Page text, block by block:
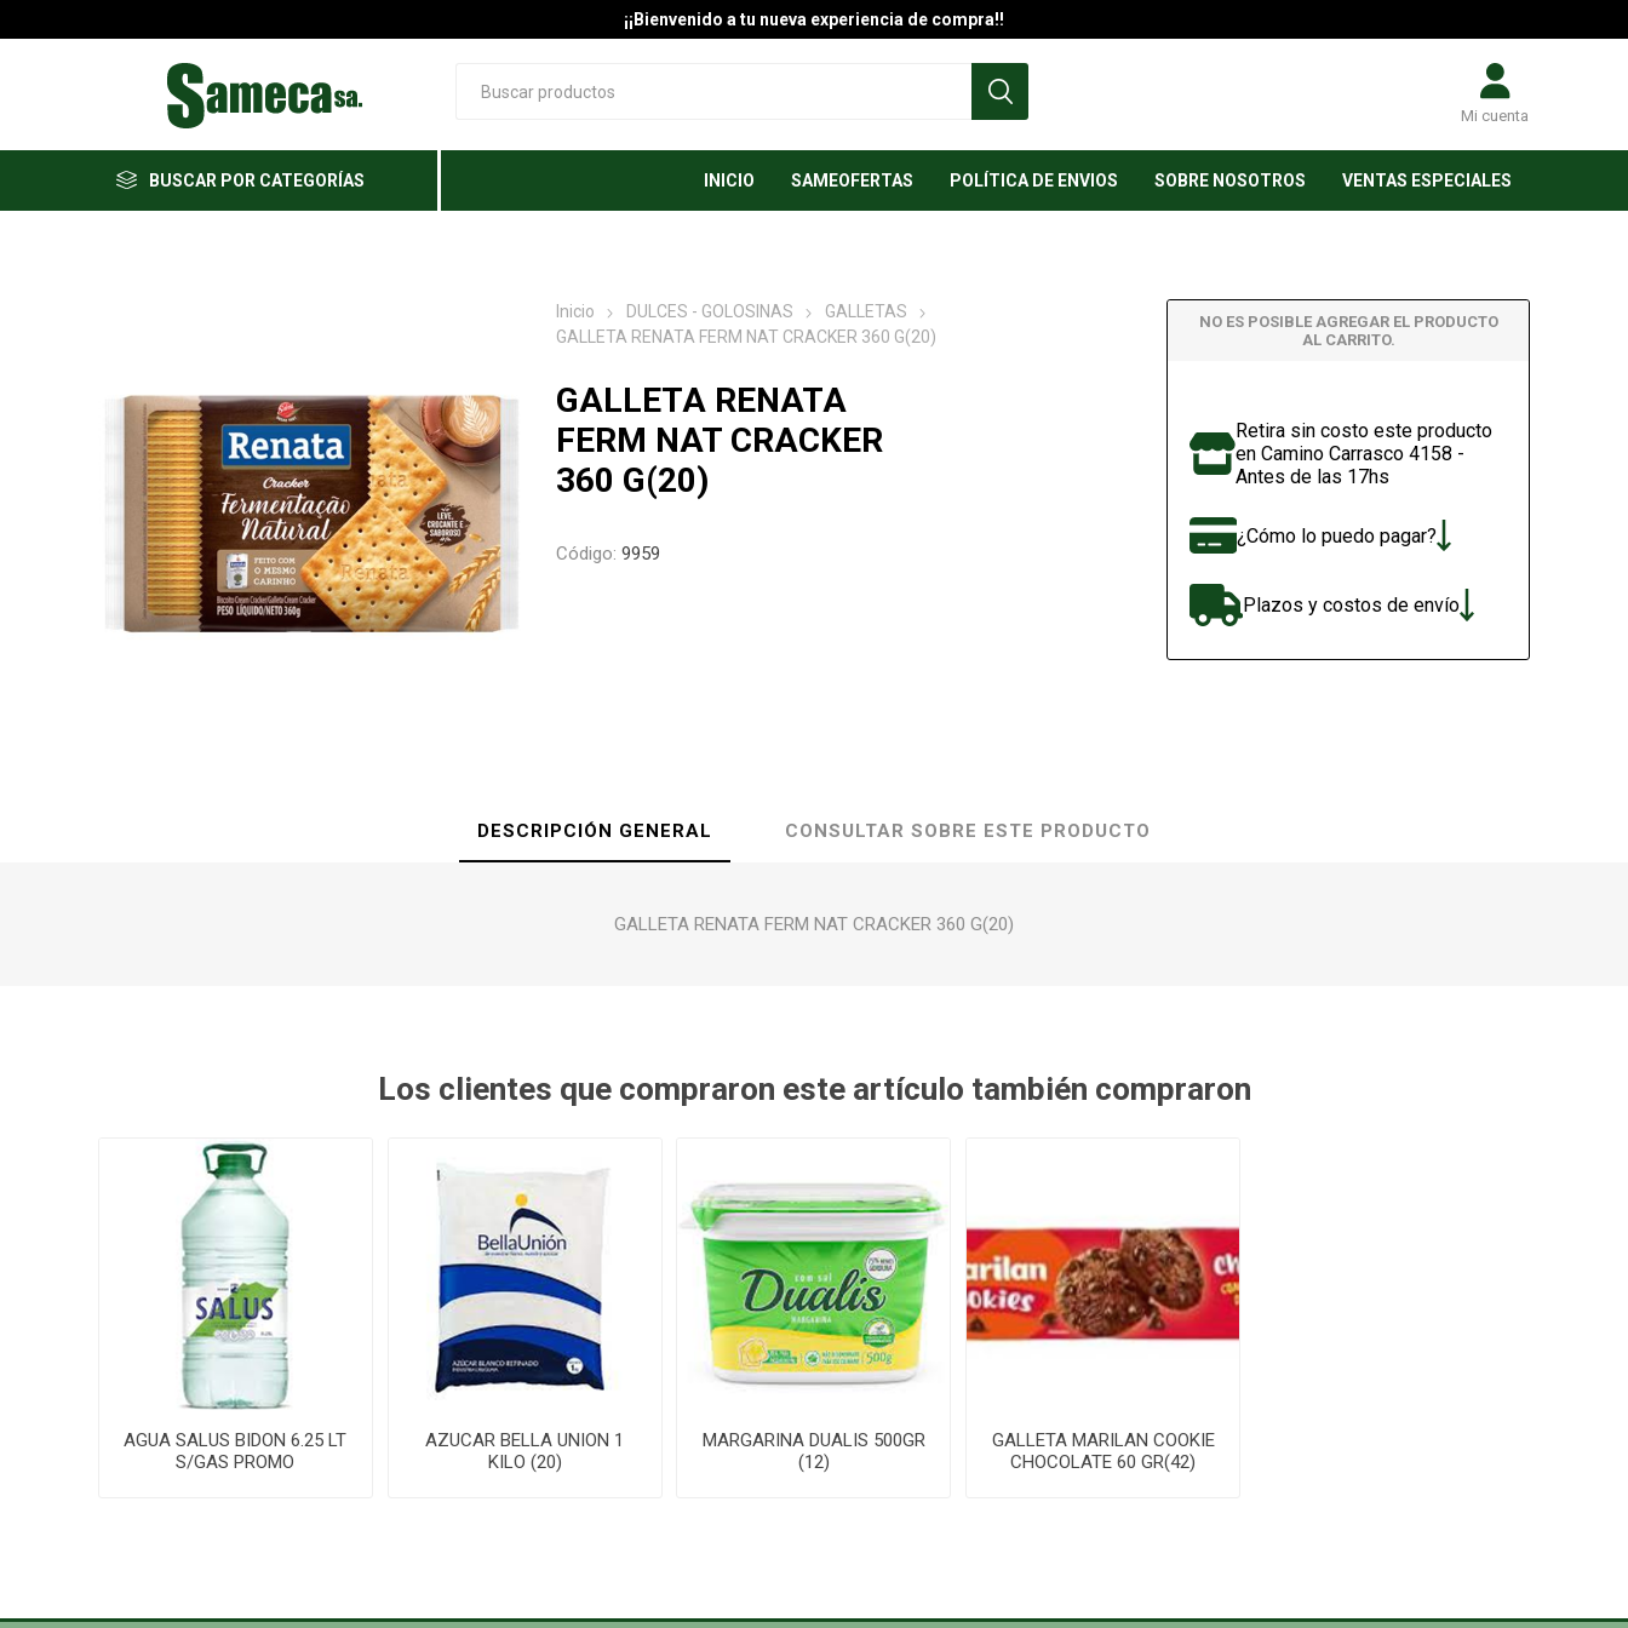
¡¡Bienvenido a tu nueva experiencia de compra!!
Mi cuenta
BUSCAR POR CATEGORÍAS INICIO SAMEOFERTAS POLÍTICA DE ENVIOS SOBRE NOSOTROS VENTAS ESPECIALES
Inicio DULCES - GOLOSINAS
GALLETAS
GALLETA RENATA FERM NAT CRACKER 360 G(20)
GALLETA RENATA
FERM NAT CRACKER
360 G(20)
Código: 9959
NO ES POSIBLE AGREGAR EL PRODUCTO
AL CARRITO.
Retira sin costo este producto
en Camino Carrasco 4158 -
Antes de las 17hs
¿Cómo lo puedo pagar?
Plazos y costos de envío
DESCRIPCIÓN GENERAL CONSULTAR SOBRE ESTE PRODUCTO
GALLETA RENATA FERM NAT CRACKER 360 G(20)
Los clientes que compraron este artículo también compraron
AGUA SALUS BIDON 6.25 LT
S/GAS PROMO
AZUCAR BELLA UNION 1
KILO (20)
MARGARINA DUALIS 500GR
(12)
GALLETA MARILAN COOKIE
CHOCOLATE 60 GR(42)